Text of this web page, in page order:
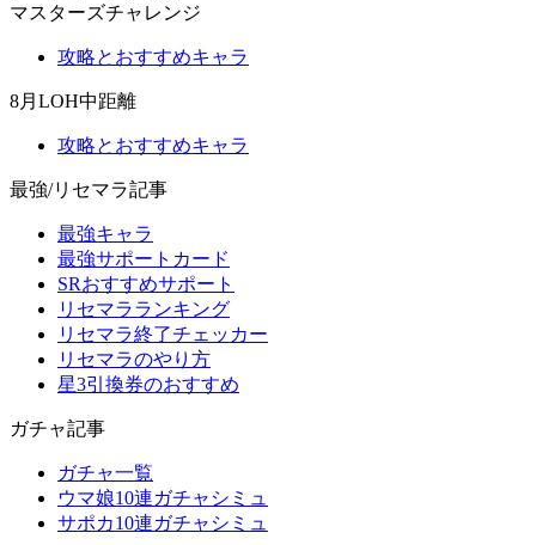
マスターズチャレンジ
攻略とおすすめキャラ
8月LOH中距離
攻略とおすすめキャラ
最強/リセマラ記事
最強キャラ
最強サポートカード
SRおすすめサポート
リセマラランキング
リセマラ終了チェッカー
リセマラのやり方
星3引換券のおすすめ
ガチャ記事
ガチャ一覧
ウマ娘10連ガチャシミュ
サポカ10連ガチャシミュ